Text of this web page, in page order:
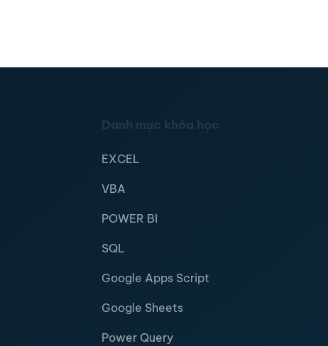
Danh mục khóa học
EXCEL
VBA
POWER BI
SQL
Google Apps Script
Google Sheets
Power Query